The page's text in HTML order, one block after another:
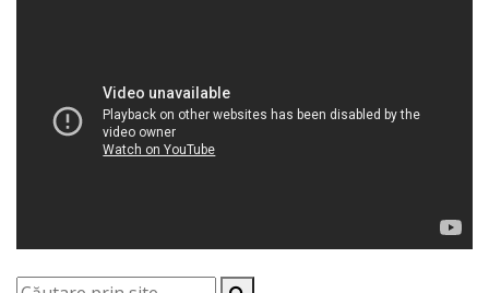
a
Impozitelor
Locale